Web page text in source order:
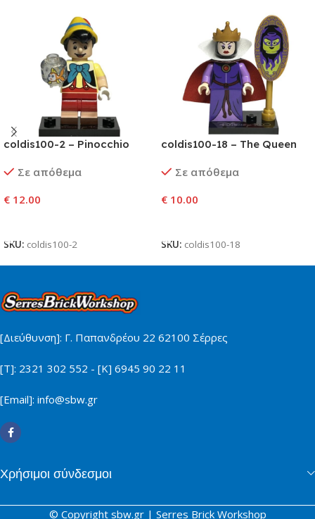
coldis100-2 – Pinocchio
Σε απόθεμα
€ 12.00
SKU: coldis100-2
coldis100-18 – The Queen
Σε απόθεμα
€ 10.00
SKU: coldis100-18
[Διεύθυνση]: Γ. Παπανδρέου 22 62100 Σέρρες
[Τ]: 2321 302 552 - [Κ] 6945 90 22 11
[Email]: info@sbw.gr
Χρήσιμοι σύνδεσμοι
© Copyright sbw.gr | Serres Brick Workshop